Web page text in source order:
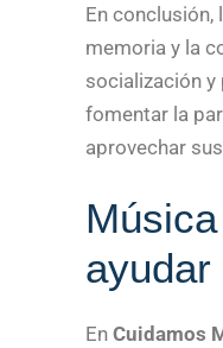
En
memoria y la
socialización
fomentar la
aprovechar
ayudar
En Cuidamos